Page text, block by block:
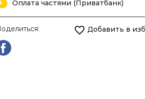
Оплата частями (Приватбанк)
Добавить в